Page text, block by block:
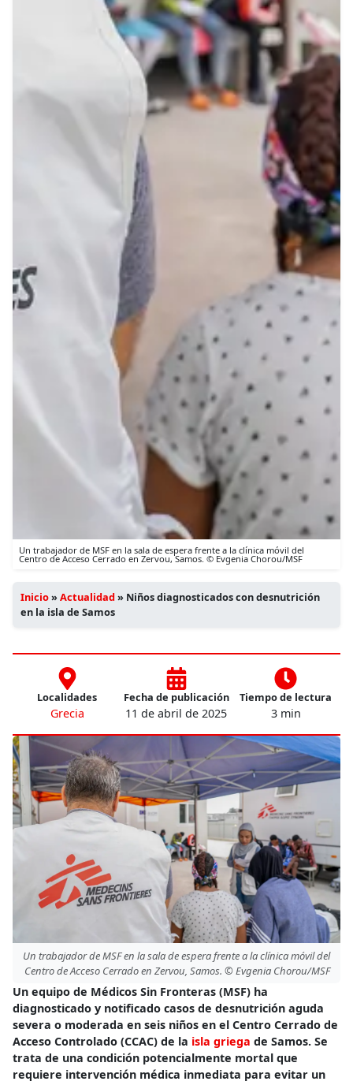
Un trabajador de MSF en la sala de espera frente a la clínica móvil del
Centro de Acceso Cerrado en Zervou, Samos. © Evgenia Chorou/MSF
Inicio»Actualidad» Niños diagnosticados con desnutrición
en la isla de Samos
Localidades
Grecia
Fecha de publicación
11 de abril de 2025
Tiempo de lectura
3 min
Un trabajador de MSF en la sala de espera frente a la clínica móvil del
Centro de Acceso Cerrado en Zervou, Samos. © Evgenia Chorou/MSF
Un equipo de Médicos Sin Fronteras (MSF) ha
diagnosticado y notificado casos de desnutrición aguda
severa o moderada en seis niños en el Centro Cerrado de
Acceso Controlado (CCAC) de la isla griega de Samos. Se
trata de una condición potencialmente mortal que
requiere intervención médica inmediata para evitar un